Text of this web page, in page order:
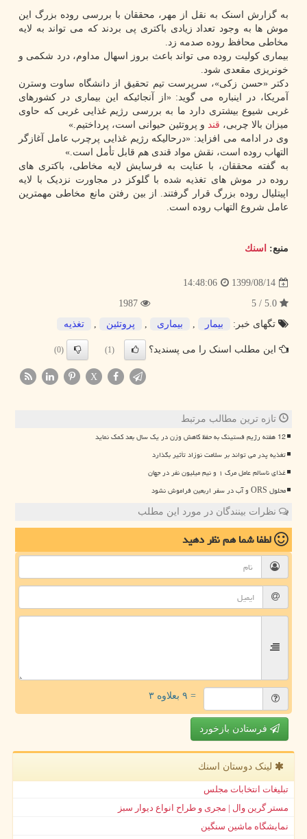
به گزارش اسنک به نقل از مهر، محققان با بررسی روده بزرگ این
موش ها به وجود تعداد زیادی باکتری پی بردند که می تواند به لایه
مخاطی محافظ روده صدمه زد.
بیماری کولیت روده می تواند باعث بروز اسهال مداوم، درد شکمی و
خونریزی مقعدی شود.
دکتر «حسن زکی»، سرپرست تیم تحقیق از دانشگاه ساوت وسترن
آمریکا، در اینباره می گوید: «از آنجائیکه این بیماری در کشورهای
غربی شیوع بیشتری دارد ما به بررسی رژیم غذایی غربی که حاوی
میزان بالا چربی، قند و پروتئین حیوانی است، پرداختیم.»
وی در ادامه می افزاید: «درحالیکه رژیم غذایی پرچرب عامل آغازگر
التهاب روده است، نقش مواد قندی هم قابل تأمل است.»
به گفته محققان، با عنایت به فرسایش لایه مخاطی، باکتری های
روده در موش های تغذیه شده با گلوکز در مجاورت نزدیک با لایه
اپیتلیال روده بزرگ قرار گرفتند. از بین رفتن مانع مخاطی مهمترین
عامل شروع التهاب روده است.
منبع: اسنك
1399/08/14
14:48:06
تگهای خبر:
بیمار , بیماری , پروتئین , تغذیه
این مطلب اسنک را می پسندید؟ (1)
(0)
X
تازه ترین مطالب مرتبط
12 هفته رژیم فستینگ به حفظ کاهش وزن در یک سال بعد کمک نماید
تغذیه پدر می تواند بر سلامت نوزاد تأثیر بگذارد
غذای ناسالم عامل مرگ ۱ و نیم میلیون نفر در جهان
محلول ORS و آب در سفر اربعین فراموش نشود
نظرات بینندگان در مورد این مطلب
لطفا شما همنظر دهید
= ۹ بعلاوه ۳
فرستادن بازخورد
لینک دوستان اسنك
تبلیغات انتخابات مجلس
مستر گرین وال | مجری و طراح انواع دیوار سبز
نمایشگاه ماشین سنگین